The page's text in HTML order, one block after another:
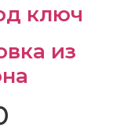
ключ
из